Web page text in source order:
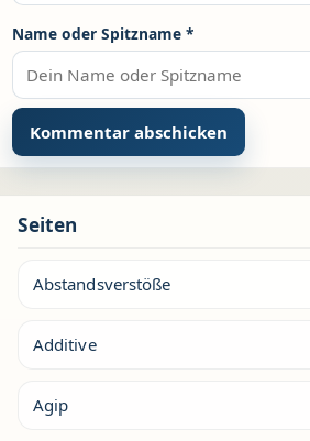
Name oder Spitzname *
Seiten
Abstandsverstöße
Additive
Agip